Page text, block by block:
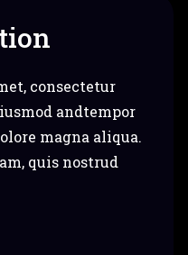
consectetur
andtempor
magna aliqua.
quis nostrud